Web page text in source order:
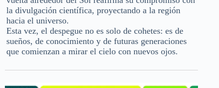
la divulgación científica, proyectando a la región
hacia el universo.
Esta vez, el despegue no es solo de cohetes: es de
sueños, de conocimiento y de futuras generaciones
que comienzan a mirar el cielo con nuevos ojos.